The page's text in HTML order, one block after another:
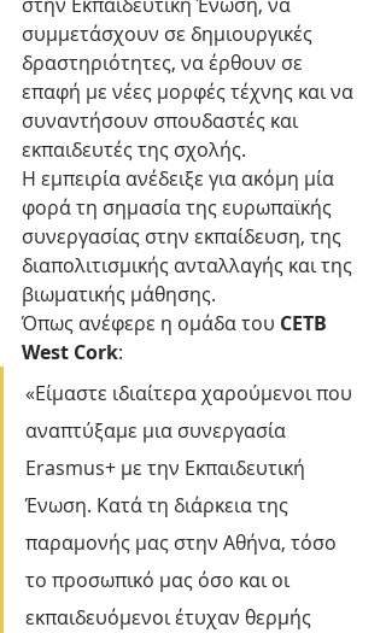
συμμετάσχουν σε δημιουργικές
δραστηριότητες, να έρθουν σε
επαφή με νέες μορφές τέχνης και να
συναντήσουν σπουδαστές και
εκπαιδευτές της σχολής.
Η εμπειρία ανέδειξε για ακόμη μία
φορά τη σημασία της ευρωπαϊκής
συνεργασίας στην εκπαίδευση, της
διαπολιτισμικής ανταλλαγής και της
βιωματικής μάθησης.
Όπως ανέφερε η ομάδα του CETB
West Cork:
«Είμαστε ιδιαίτερα χαρούμενοι που
αναπτύξαμε μια συνεργασία
Erasmus+ με την Εκπαιδευτική
Ένωση. Κατά τη διάρκεια της
παραμονής μας στην Αθήνα, τόσο
το προσωπικό μας όσο και οι
εκπαιδευόμενοι έτυχαν θερμής